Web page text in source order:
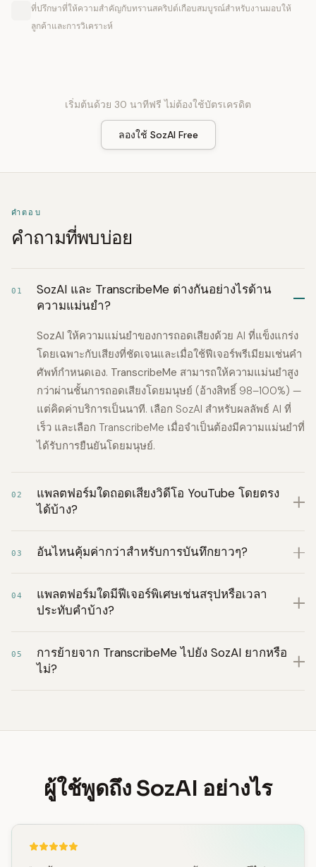
ที่ปรึกษาที่ให้ความสำคัญกับทรานสคริปต์เกือบสมบูรณ์สำหรับงานมอบให้
ลูกค้าและการวิเคราะห์
เริ่มต้นด้วย 30 นาทีฟรี ไม่ต้องใช้บัตรเครดิต
ลองใช้ SozAI Free
คำตอบ
คำถามที่พบบ่อย
01
SozAI และ TranscribeMe ต่างกันอย่างไรด้าน
ความแม่นยำ?
SozAI ให้ความแม่นยำของการถอดเสียงด้วย AI ที่แข็งแกร่ง
โดยเฉพาะกับเสียงที่ชัดเจนและเมื่อใช้ฟีเจอร์พรีเมียมเช่นคำ
ศัพท์กำหนดเอง. TranscribeMe สามารถให้ความแม่นยำสูง
กว่าผ่านชั้นการถอดเสียงโดยมนุษย์ (อ้างสิทธิ์ 98–100%) —
แต่คิดค่าบริการเป็นนาที. เลือก SozAI สำหรับผลลัพธ์ AI ที่
เร็ว และเลือก TranscribeMe เมื่อจำเป็นต้องมีความแม่นยำที่
ได้รับการยืนยันโดยมนุษย์.
02
แพลตฟอร์มใดถอดเสียงวิดีโอ YouTube โดยตรง
ได้บ้าง?
03 อันไหนคุ้มค่ากว่าสำหรับการบันทึกยาวๆ?
04
แพลตฟอร์มใดมีฟีเจอร์พิเศษเช่นสรุปหรือเวลา
ประทับคำบ้าง?
05
การย้ายจาก TranscribeMe ไปยัง SozAI ยากหรือ
ไม่?
ผู้ใช้พูดถึง SozAI อย่างไร